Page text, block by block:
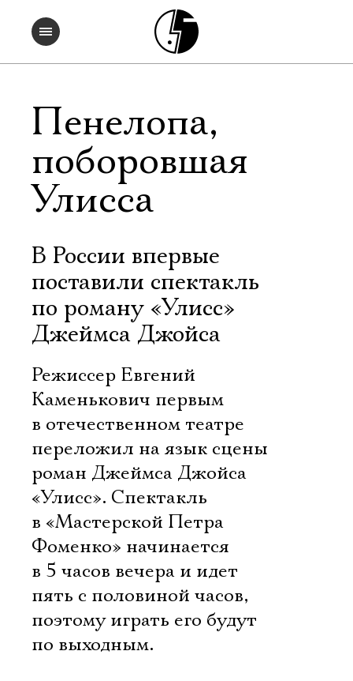
Пенелопа,
поборовшая
Улисса
В России впервые
поставили спектакль
по роману «Улисс»
Джеймса Джойса
Режиссер Евгений
Каменькович первым
в отечественном театре
переложил на язык сцены
роман Джеймса Джойса
«Улисс». Спектакль
в «Мастерской Петра
Фоменко» начинается
в 5 часов вечера и идет
пять с половиной часов,
поэтому играть его будут
по выходным.